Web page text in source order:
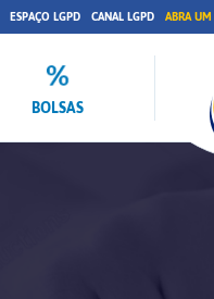
ESPAÇO LGPD CANAL LGPD ABRA
BOLSAS